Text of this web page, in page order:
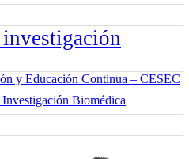
y Educación Continua – CESEC
Biomédica